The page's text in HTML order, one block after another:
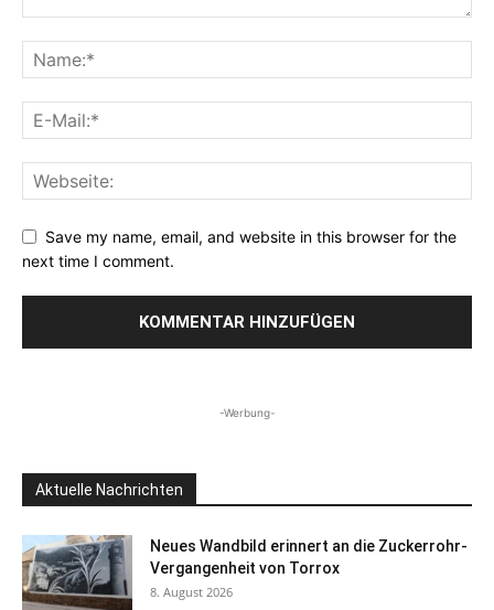
Save my name, email, and website in this browser for the
next time I comment.
-Werbung-
Aktuelle Nachrichten
Neues Wandbild erinnert an die Zuckerrohr-
Vergangenheit von Torrox
8. August 2026